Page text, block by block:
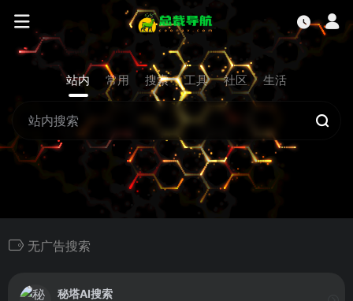
站内 常用 搜索 工具 社区 生活
无广告搜索
秘塔AI搜索